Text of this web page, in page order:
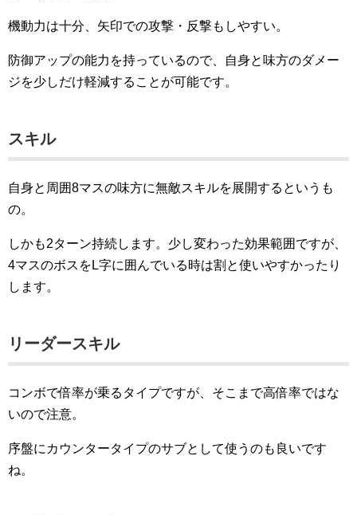
機動力は十分、矢印での攻撃・反撃もしやすい。
防御アップの能力を持っているので、自身と味方のダメー
ジを少しだけ軽減することが可能です。
スキル
自身と周囲8マスの味方に無敵スキルを展開するというも
の。
しかも2ターン持続します。少し変わった効果範囲ですが、
4マスのボスをL字に囲んでいる時は割と使いやすかったり
します。
リーダースキル
コンボで倍率が乗るタイプですが、そこまで高倍率ではな
いので注意。
序盤にカウンタータイプのサブとして使うのも良いです
ね。